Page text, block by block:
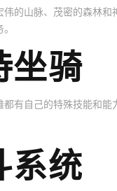
的山脉、茂密的森林
坐骑
有自己的特殊技能和能
系统